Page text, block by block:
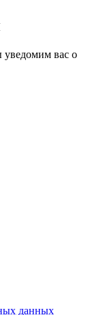
уведомим вас о
данных